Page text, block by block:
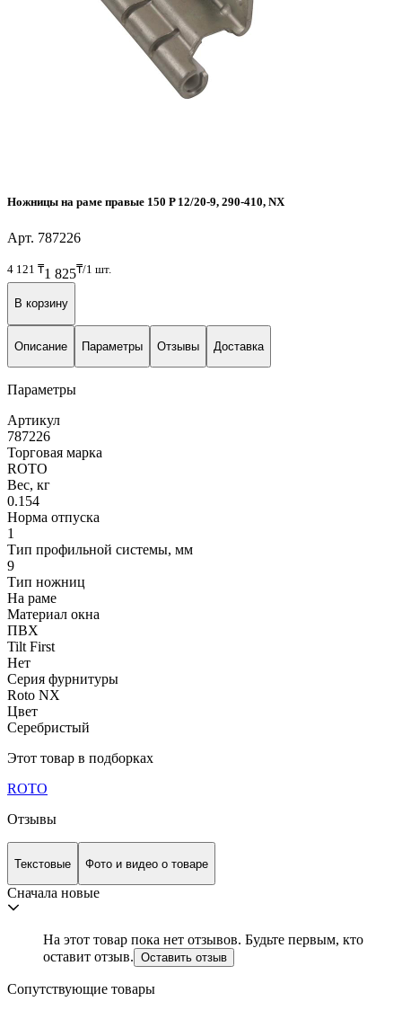
Ножницы на раме правые 150 P 12/20-9, 290-410, NX
Арт. 787226
4 121 ₸1 825₸/1 шт.
В корзину
Описание Параметры Отзывы Доставка
Параметры
Артикул
787226
Торговая марка
ROTO
Вес, кг
0.154
Норма отпуска
1
Тип профильной системы, мм
9
Тип ножниц
На раме
Материал окна
ПВХ
Tilt First
Нет
Серия фурнитуры
Roto NX
Цвет
Серебристый
Этот товар в подборках
ROTO
Отзывы
Текстовые Фото и видео о товаре
Сначала новые
На этот товар пока нет отзывов. Будьте первым, кто
оставит отзыв. Оставить отзыв
Сопутствующие товары